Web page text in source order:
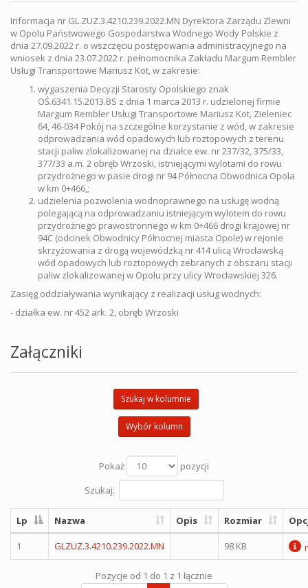
Informacja nr GL.ZUZ.3.4210.239.2022.MN Dyrektora Zarządu Zlewni
w Opolu Państwowego Gospodarstwa Wodnego Wody Polskie z
dnia 27.09.2022 r. o wszczęciu postępowania administracyjnego na
wniosek z dnia 23.07.2022 r. pełnomocnika Zakładu Margum Rembler
Usługi Transportowe Mariusz Kot, w zakresie:
wygaszenia Decyzji Starosty Opolskiego znak
OŚ.6341.15.2013.BS z dnia 1 marca 2013 r. udzielonej firmie
Margum Rembler Usługi Transportowe Mariusz Kot, Zieleniec
64, 46-034 Pokój na szczególne korzystanie z wód, w zakresie
odprowadzania wód opadowych lub roztopowych z terenu
stacji paliw zlokalizowanej na działce ew. nr 237/32, 375/33,
377/33 a.m. 2 obręb Wrzoski, istniejącymi wylotami do rowu
przydrożnego w pasie drogi nr 94 Północna Obwodnica Opola
w km 0+466,;
udzielenia pozwolenia wodnoprawnego na usługę wodną
polegającą na odprowadzaniu istniejącym wylotem do rowu
przydrożnego prawostronnego w km 0+466 drogi krajowej nr
94C (odcinek Obwodnicy Północnej miasta Opole) w rejonie
skrzyżowania z drogą wojewódzką nr 414 ulicą Wrocławską
wód opadowych lub roztopowych zebranych z obszaru stacji
paliw zlokalizowanej w Opolu przy ulicy Wrocławskiej 326.
Zasięg oddziaływania wynikający z realizacji usług wodnych:
- działka ew. nr 452 ark. 2, obręb Wrzoski
Załączniki
Szukaj w kolumnie
Wybór kolumn
Pokaż
pozycji
Szukaj:
Lp Nazwa Opis Rozmiar
1 GLZUZ.3.4210.239.2022.MN 98 KB
Pozycje od 1 do 1 z 1 łącznie